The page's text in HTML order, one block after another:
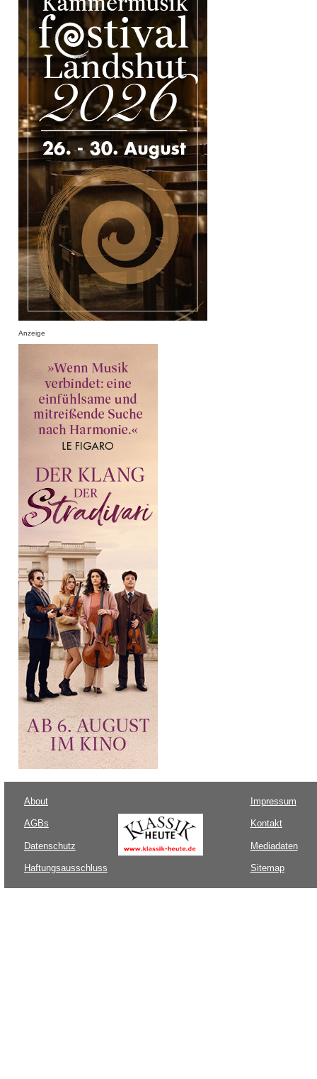
Anzeige
About
AGBs
Datenschutz
Haftungsausschluss
Impressum
Kontakt
Mediadaten
Sitemap